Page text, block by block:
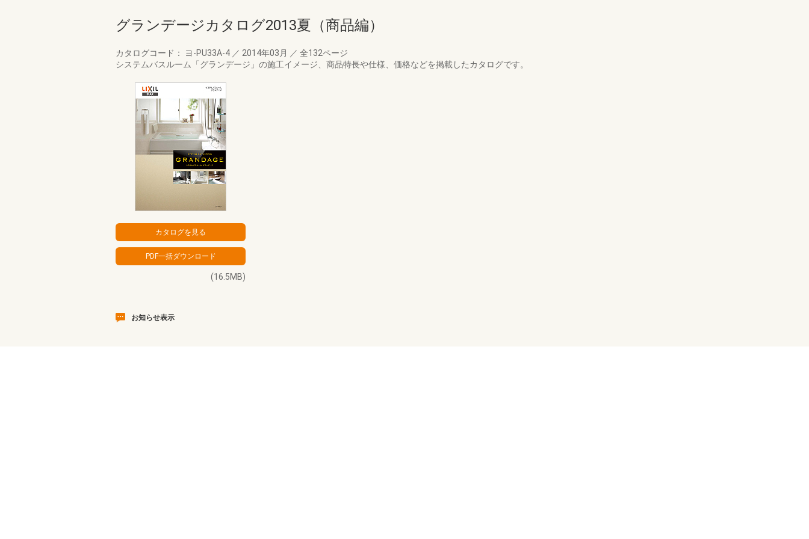
グランデージカタログ2013夏（商品編）
カタログコード： ヨ-PU33A-4 ／ 2014年03月 ／ 全132ページ
システムバスルーム「グランデージ」の施工イメージ、商品特長や仕様、価格などを掲載したカタログです。
(16.5MB)
お知らせ表示